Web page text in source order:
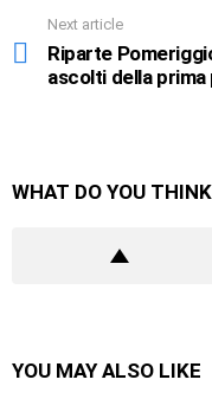
Next article
Riparte
ascolti della
WHAT DO YOU
YOU MAY ALSO LIKE